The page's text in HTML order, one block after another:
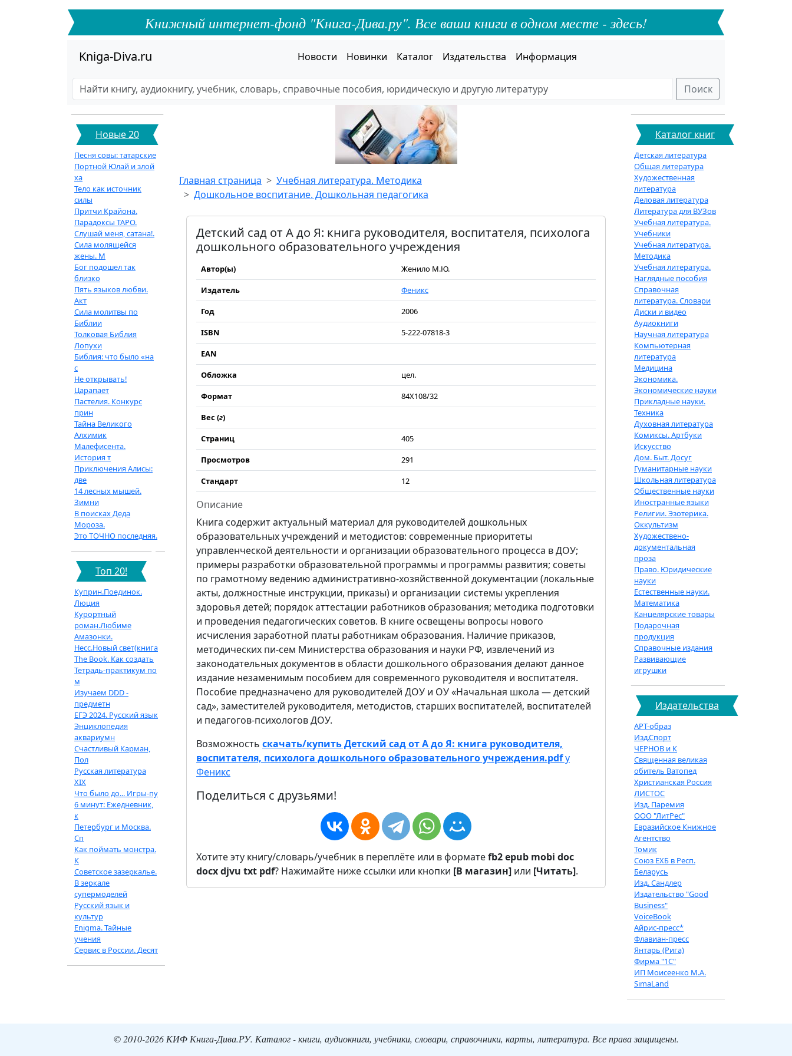
Книжный интернет-фонд "Книга-Дива.ру". Все ваши книги в одном месте - здесь!
Kniga-Diva.ru Новости Новинки Каталог Издательства Информация
Поиск
Новые 20
Песня совы: татарские
Портной Юлай и злой
ха
Тело как источник
силы
Притчи Крайона.
Парадоксы ТАРО.
Слушай меня, сатана!.
Сила молящейся
жены. М
Бог подошел так
близко
Пять языков любви.
Акт
Сила молитвы по
Библии
Толковая Библия
Лопухи
Библия: что было «на
с
Не открывать!
Царапает
Пастелия. Конкурс
прин
Тайна Великого
Алхимик
Малефисента.
История т
Приключения Алисы:
две
14 лесных мышей.
Зимни
В поисках Деда
Мороза.
Это ТОЧНО последняя.
Топ 20!
Куприн.Поединок.
Люция
Курортный
роман.Любиме
Амазонки.
Несс.Новый свет(книга
The Book. Как создать
Тетрадь-практикум по
м
Изучаем DDD -
предметн
ЕГЭ 2024. Русский язык
Энциклопедия
аквариумн
Счастливый Карман,
Пол
Русская литература
XIX
Что было до... Игры-пу
6 минут: Ежедневник,
к
Петербург и Москва.
Сп
Как поймать монстра.
К
Советское зазеркалье.
В зеркале
супермоделей
Русский язык и
культур
Enigma. Тайные
учения
Сервис в России. Десят
Главная страница
Учебная литература. Методика
Дошкольное воспитание. Дошкольная педагогика
Детский сад от А до Я: книга руководителя, воспитателя, психолога
дошкольного образовательного учреждения
Автор(ы)
Женило М.Ю.
Издатель
Феникс
Год
2006
ISBN
5-222-07818-3
EAN
Обложка
цел.
Формат
84Х108/32
Вес (г)
Страниц
405
Просмотров
291
Стандарт
12
Описание
Книга содержит актуальный материал для руководителей дошкольных
образовательных учреждений и методистов: современные приоритеты
управленческой деятельности и организации образовательного процесса в ДОУ;
примеры разработки образовательной программы и программы развития; советы
по грамотному ведению административно-хозяйственной документации (локальные
акты, должностные инструкции, приказы) и организации системы укрепления
здоровья детей; порядок аттестации работников образования; методика подготовки
и проведения педагогических советов. В книге освещены вопросы нового
исчисления заработной платы работникам образования. Наличие приказов,
методических пи-сем Министерства образования и науки РФ, извлечений из
законодательных документов в области дошкольного образования делают данное
издание незаменимым пособием для современного руководителя и воспитателя.
Пособие предназначено для руководителей ДОУ и ОУ «Начальная школа — детский
сад», заместителей руководителя, методистов, старших воспитателей, воспитателей
и педагогов-психологов ДОУ.
Возможность скачать/купить Детский сад от А до Я: книга руководителя,
воспитателя, психолога дошкольного образовательного учреждения.pdfу
Феникс
Поделиться с друзьями!
Хотите эту книгу/словарь/учебник в переплёте или в форматеfb2epub mobi doc
docxdjvu txt pdf? Нажимайте ниже ссылки или кнопки [В магазин] или [Читать].
Каталог книг
Детская литература
Общая литература
Художественная
литература
Деловая литература
Литература для ВУЗов
Учебная литература.
Учебники
Учебная литература.
Методика
Учебная литература.
Наглядные пособия
Справочная
литература. Словари
Диски и видео
Аудиокниги
Научная литература
Компьютерная
литература
Медицина
Экономика.
Экономические науки
Прикладные науки.
Техника
Духовная литература
Комиксы. Артбуки
Искусство
Дом. Быт. Досуг
Гуманитарные науки
Школьная литература
Общественные науки
Иностранные языки
Религии. Эзотерика.
Оккультизм
Художествено-
документальная
проза
Право. Юридические
науки
Естественные науки.
Математика
Канцелярские товары
Подарочная
продукция
Справочные издания
Развивающие
игрушки
Издательства
АРТ-образ
Изд.Спорт
ЧЕРНОВ и К
Священная великая
обитель Ватопед
Христианская Россия
ЛИСТОС
Изд. Паремия
ООО "ЛитРес"
Евразийское Книжное
Агентство
Томик
Союз ЕХБ в Респ.
Беларусь
Изд. Сандлер
Издательство "Good
Business"
VoiceBook
Айрис-пресс*
Флавиан-пресс
Янтарь (Рига)
Фирма "1С"
ИП Моисеенко М.А.
SimaLand
© 2010-2026 КИФ Книга-Дива.РУ. Каталог - книги, аудиокниги, учебники, словари, справочники, карты, литература. Все права защищены.